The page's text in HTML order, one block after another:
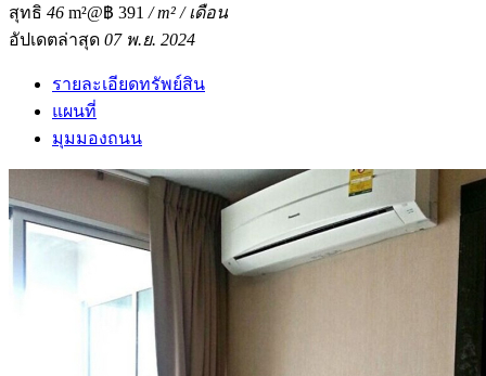
สุทธิ 46 m²@฿ 391 / m² / เดือน
อัปเดตล่าสุด 07 พ.ย. 2024
รายละเอียดทรัพย์สิน
แผนที่
มุมมองถนน